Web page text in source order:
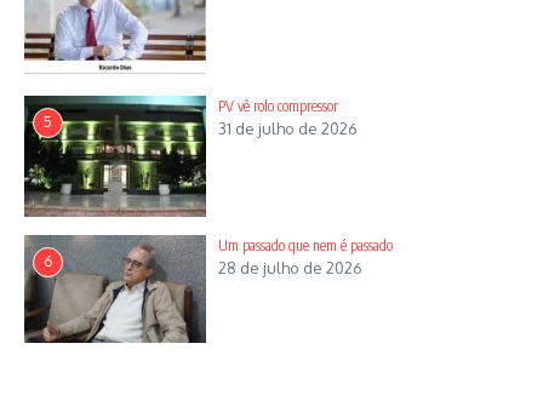
5
PV vê rolo compressor
31 de julho de 2026
6
Um passado que nem é passado
28 de julho de 2026